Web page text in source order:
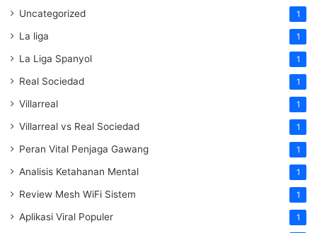
Uncategorized 1
La liga 1
La Liga Spanyol 1
Real Sociedad 1
Villarreal 1
Villarreal vs Real Sociedad 1
Peran Vital Penjaga Gawang 1
Analisis Ketahanan Mental 1
Review Mesh WiFi Sistem 1
Aplikasi Viral Populer 1